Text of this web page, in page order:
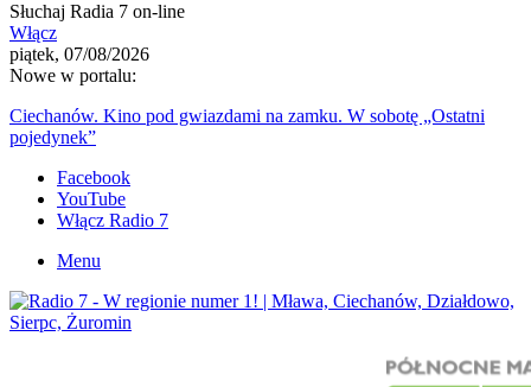
Słuchaj Radia 7 on-line
Włącz
piątek, 07/08/2026
Nowe w portalu:
Ciechanów. Kino pod gwiazdami na zamku. W sobotę „Ostatni
pojedynek”
Facebook
YouTube
Włącz Radio 7
Menu